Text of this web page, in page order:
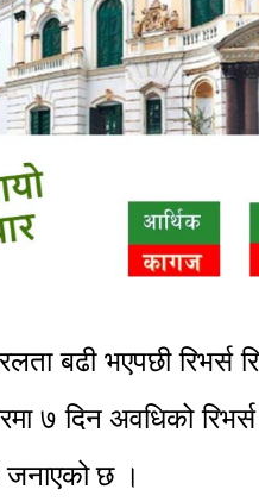
बढी भएपछी रिभर्स
७ दिन अवधिको रिभर्स
जनाएको छ ।